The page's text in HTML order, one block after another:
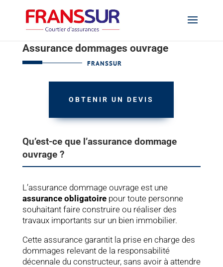
Assurance dommages ouvrage
FRANSSUR
OBTENIR UN DEVIS
Qu’est-ce que l’assurance dommage
ouvrage ?
L’assurance dommage ouvrage est une
assurance obligatoirepour toute personne
souhaitant faire construire ou réaliser des
travaux importants sur un bien immobilier.
Cette assurance garantit la prise en charge des
dommages relevant de la responsabilité
décennale du constructeur, sans avoir à attendre